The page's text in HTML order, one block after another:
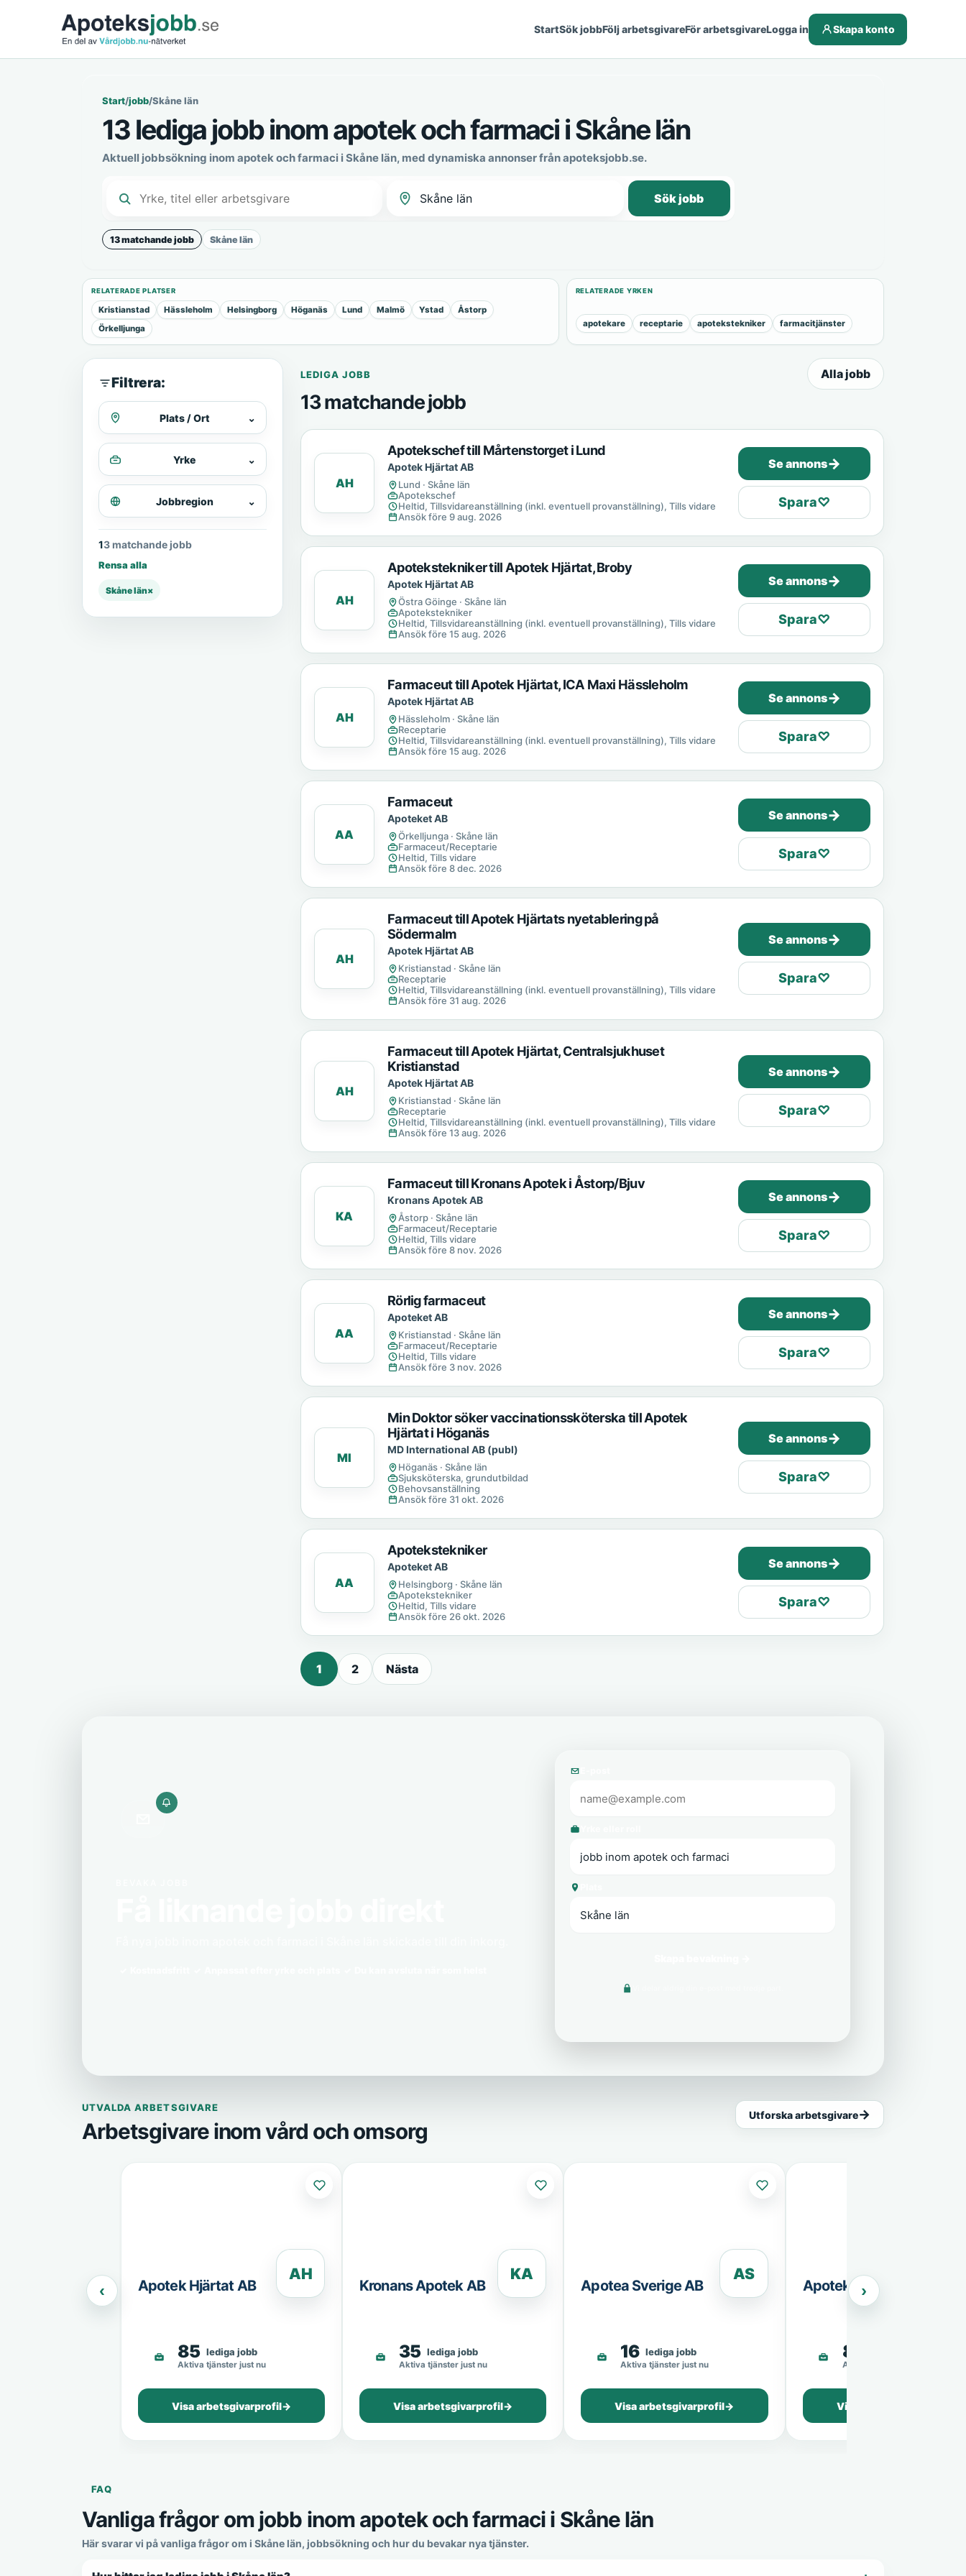
StartSök jobbFölj arbetsgivareFör arbetsgivareLogga in Skapa konto
Start/jobb/Skåne län
13 lediga jobb inom apotek och farmaci i Skåne län
Aktuell jobbsökning inom apotek och farmaci i Skåne län, med dynamiska annonser från apoteksjobb.se.
Sök jobb
13 matchande jobb Skåne län
RELATERADE PLATSER
Kristianstad Hässleholm Helsingborg Höganäs Lund Malmö Ystad
Åstorp
Örkelljunga
RELATERADE YRKEN
apotekare receptarie apotekstekniker farmacitjänster
Filtrera:
Plats / Ort ⌄
Yrke ⌄
Jobbregion ⌄
13 matchande jobb
Rensa alla
Skåne län×
LEDIGA JOBB
13 matchande jobb
Alla jobb
AH
Apotekschef till Mårtenstorget i Lund
Apotek Hjärtat AB
Lund · Skåne län
Apotekschef
Heltid, Tillsvidareanställning (inkl. eventuell provanställning), Tills vidare
Ansök före 9 aug. 2026
Se annons→
Spara♡
AH
Apotekstekniker till Apotek Hjärtat, Broby
Apotek Hjärtat AB
Östra Göinge · Skåne län
Apotekstekniker
Heltid, Tillsvidareanställning (inkl. eventuell provanställning), Tills vidare
Ansök före 15 aug. 2026
Se annons→
Spara♡
AH
Farmaceut till Apotek Hjärtat, ICA Maxi Hässleholm
Apotek Hjärtat AB
Hässleholm · Skåne län
Receptarie
Heltid, Tillsvidareanställning (inkl. eventuell provanställning), Tills vidare
Ansök före 15 aug. 2026
Se annons→
Spara♡
AA
Farmaceut
Apoteket AB
Örkelljunga · Skåne län
Farmaceut/Receptarie
Heltid, Tills vidare
Ansök före 8 dec. 2026
Se annons→
Spara♡
AH
Farmaceut till Apotek Hjärtats nyetablering på
Södermalm
Apotek Hjärtat AB
Kristianstad · Skåne län
Receptarie
Heltid, Tillsvidareanställning (inkl. eventuell provanställning), Tills vidare
Ansök före 31 aug. 2026
Se annons→
Spara♡
AH
Farmaceut till Apotek Hjärtat, Centralsjukhuset
Kristianstad
Apotek Hjärtat AB
Kristianstad · Skåne län
Receptarie
Heltid, Tillsvidareanställning (inkl. eventuell provanställning), Tills vidare
Ansök före 13 aug. 2026
Se annons→
Spara♡
KA
Farmaceut till Kronans Apotek i Åstorp/Bjuv
Kronans Apotek AB
Åstorp · Skåne län
Farmaceut/Receptarie
Heltid, Tills vidare
Ansök före 8 nov. 2026
Se annons→
Spara♡
AA
Rörlig farmaceut
Apoteket AB
Kristianstad · Skåne län
Farmaceut/Receptarie
Heltid, Tills vidare
Ansök före 3 nov. 2026
Se annons→
Spara♡
MI
Min Doktor söker vaccinationssköterska till Apotek
Hjärtat i Höganäs
MD International AB (publ)
Höganäs · Skåne län
Sjuksköterska, grundutbildad
Behovsanställning
Ansök före 31 okt. 2026
Se annons→
Spara♡
AA
Apotekstekniker
Apoteket AB
Helsingborg · Skåne län
Apotekstekniker
Heltid, Tills vidare
Ansök före 26 okt. 2026
Se annons→
Spara♡
1 2 Nästa
UTVALDA ARBETSGIVARE
Arbetsgivare inom vård och omsorg
Utforska arbetsgivare
‹ ›
Apotek Hjärtat AB
AH
85 lediga jobb
Aktiva tjänster just nu
Visa arbetsgivarprofil→
Kronans Apotek AB
KA
35 lediga jobb
Aktiva tjänster just nu
Visa arbetsgivarprofil→
Apotea Sverige AB
AS
16 lediga jobb
Aktiva tjänster just nu
Visa arbetsgivarprofil→
Apoteket AB
8
Aktiva tjänster just nu
Visa arbetsgivarprofil
FAQ
Vanliga frågor om jobb inom apotek och farmaci i Skåne län
Här svarar vi på vanliga frågor om i Skåne län, jobbsökning och hur du bevakar nya tjänster.